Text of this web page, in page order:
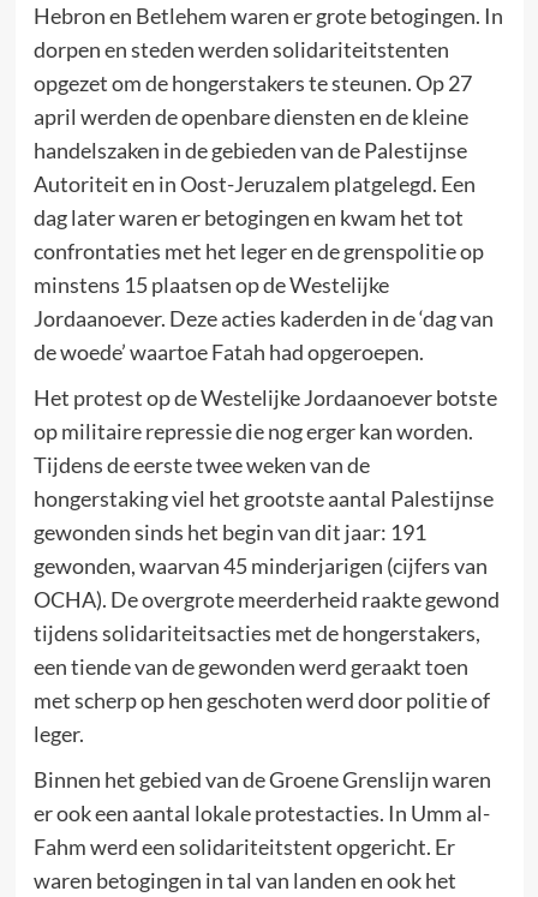
Hebron en Betlehem waren er grote betogingen. In
dorpen en steden werden solidariteitstenten
opgezet om de hongerstakers te steunen. Op 27
april werden de openbare diensten en de kleine
handelszaken in de gebieden van de Palestijnse
Autoriteit en in Oost-Jeruzalem platgelegd. Een
dag later waren er betogingen en kwam het tot
confrontaties met het leger en de grenspolitie op
minstens 15 plaatsen op de Westelijke
Jordaanoever. Deze acties kaderden in de ‘dag van
de woede’ waartoe Fatah had opgeroepen.
Het protest op de Westelijke Jordaanoever botste
op militaire repressie die nog erger kan worden.
Tijdens de eerste twee weken van de
hongerstaking viel het grootste aantal Palestijnse
gewonden sinds het begin van dit jaar: 191
gewonden, waarvan 45 minderjarigen (cijfers van
OCHA). De overgrote meerderheid raakte gewond
tijdens solidariteitsacties met de hongerstakers,
een tiende van de gewonden werd geraakt toen
met scherp op hen geschoten werd door politie of
leger.
Binnen het gebied van de Groene Grenslijn waren
er ook een aantal lokale protestacties. In Umm al-
Fahm werd een solidariteitstent opgericht. Er
waren betogingen in tal van landen en ook het